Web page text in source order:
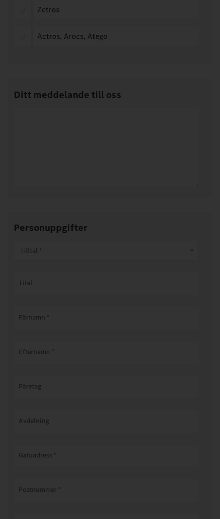
Zetros
Actros, Arocs, Atego
Ditt meddelande till oss
Personuppgifter
Tilltal *
Titel
Förnamn *
Efternamn *
Företag
Avdelning
Gatuadress *
Postnummer *